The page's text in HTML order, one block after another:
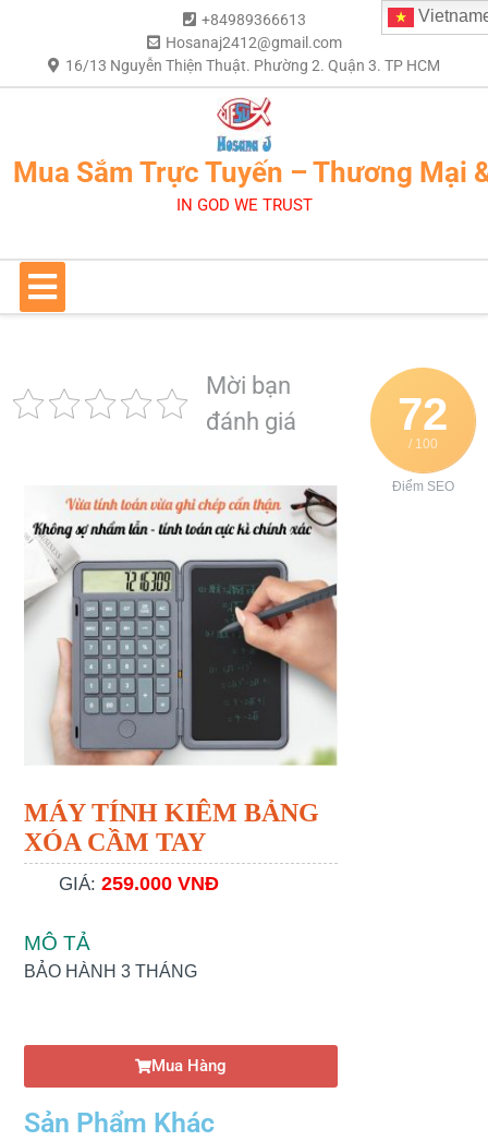
+84989366613
Hosanaj2412@gmail.com
16/13 Nguyễn Thiện Thuật. Phường 2. Quận 3. TP HCM
Mua Sắm Trực Tuyến – Thương Mại
IN GOD WE TRUST
72
/ 100
Điểm SEO
Mời bạn
đánh giá
MÁY TÍNH KIÊM BẢNG
XÓA CẦM TAY
GIÁ: 259.000 VNĐ
MÔ TẢ
BẢO HÀNH 3 THÁNG
Mua Hàng
Sản Phẩm Khác